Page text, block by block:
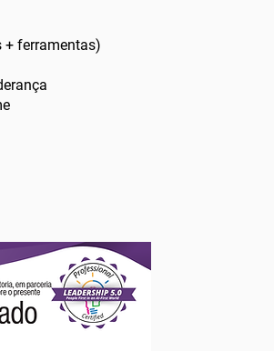
+ ferramentas)